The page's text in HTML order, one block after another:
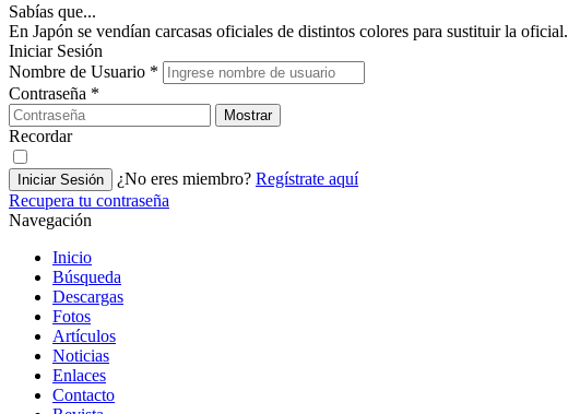
Sabías que...
En Japón se vendían carcasas oficiales de distintos colores para sustituir la oficial.
Iniciar Sesión
Nombre de Usuario *
Contraseña *
Mostrar
Recordar
Iniciar Sesión ¿No eres miembro? Regístrate aquí
Recupera tu contraseña
Navegación
Inicio
Búsqueda
Descargas
Fotos
Artículos
Noticias
Enlaces
Contacto